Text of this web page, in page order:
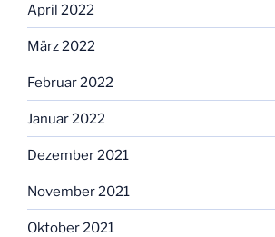
April 2022
März 2022
Februar 2022
Januar 2022
Dezember 2021
November 2021
Oktober 2021